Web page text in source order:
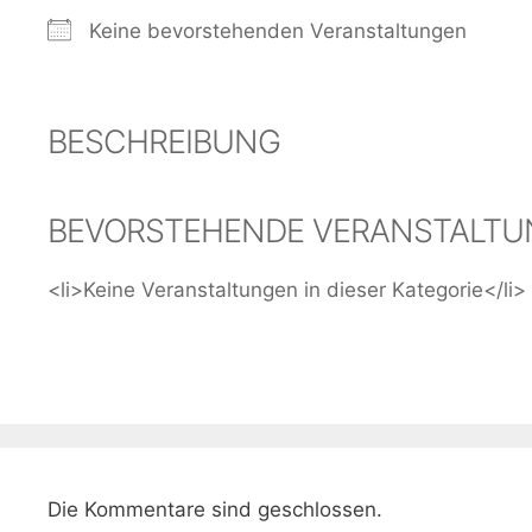
Keine bevorstehenden Veranstaltungen
BESCHREIBUNG
BEVORSTEHENDE
<li>Keine Veranstaltungen in dieser Kategorie</li>
Die Kommentare sind geschlossen.